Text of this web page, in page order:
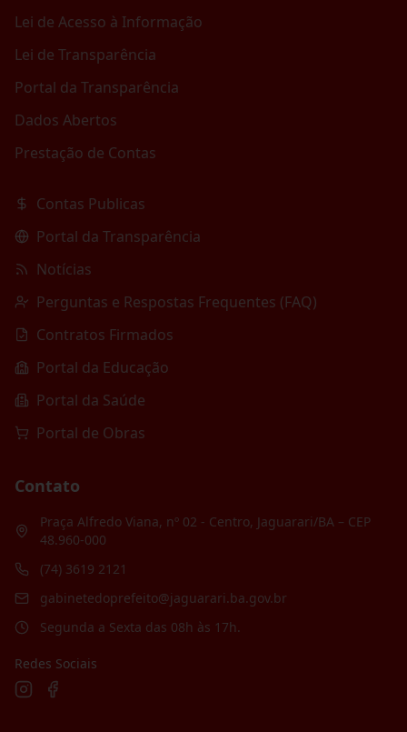
Lei de Acesso à Informação
Lei de Transparência
Portal da Transparência
Dados Abertos
Prestação de Contas
Contas Publicas
Portal da Transparência
Notícias
Perguntas e Respostas Frequentes (FAQ)
Contratos Firmados
Portal da Educação
Portal da Saúde
Portal de Obras
Contato
Praça Alfredo Viana, nº 02 - Centro, Jaguarari/BA – CEP
48.960-000
(74) 3619 2121
gabinetedoprefeito@jaguarari.ba.gov.br
Segunda a Sexta das 08h às 17h.
Redes Sociais